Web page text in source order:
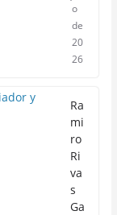
o
de
20
26
Ra
mi
ro
Ri
va
s
Ga